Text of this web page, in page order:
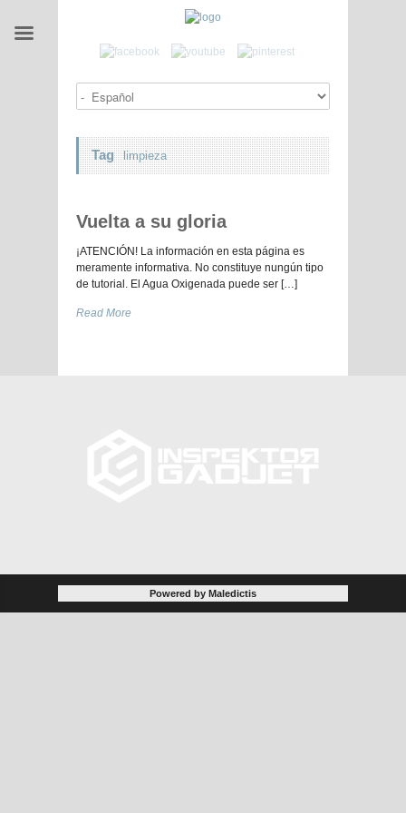
Tag limpieza
Vuelta a su gloria
¡ATENCIÓN! La información en esta página es
meramente informativa. No constituye nungún tipo
de tutorial. El Agua Oxigenada puede ser […]
Read More
Powered by Maledictis